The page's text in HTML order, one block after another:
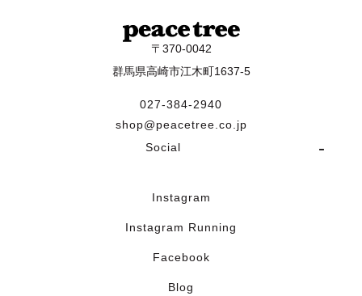
〒370-0042
群馬県高崎市江木町1637-5
027-384-2940
shop@peacetree.co.jp
Social
Instagram
Instagram Running
Facebook
Blog